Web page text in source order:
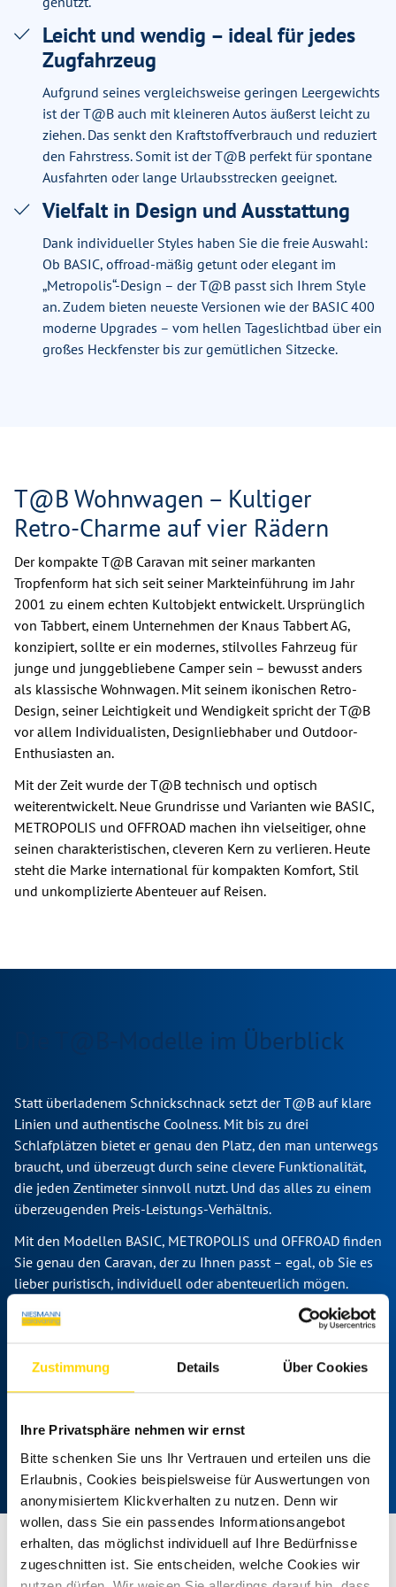
Zustimmung Details Über Cookies
Ihre Privatsphäre nehmen wir ernst
Bitte schenken Sie uns Ihr Vertrauen und erteilen uns die
Erlaubnis, Cookies beispielsweise für Auswertungen von
anonymisiertem Klickverhalten zu nutzen. Denn wir
wollen, dass Sie ein passendes Informationsangebot
erhalten, das möglichst individuell auf Ihre Bedürfnisse
zugeschnitten ist. Sie entscheiden, welche Cookies wir
Leicht und wendig – ideal für jedes
Zugfahrzeug
Aufgrund seines vergleichsweise geringen Leergewichts
ist der T@B auch mit kleineren Autos äußerst leicht zu
ziehen. Das senkt den Kraftstoffverbrauch und reduziert
den Fahrstress. Somit ist der T@B perfekt für spontane
Ausfahrten oder lange Urlaubsstrecken geeignet.
Vielfalt in Design und Ausstattung
Dank individueller Styles haben Sie die freie Auswahl:
Ob BASIC, offroad-mäßig getunt oder elegant im
„Metropolis“-Design – der T@B passt sich Ihrem Style
an. Zudem bieten neueste Versionen wie der BASIC 400
moderne Upgrades – vom hellen Tageslichtbad über ein
großes Heckfenster bis zur gemütlichen Sitzecke.
T@B Wohnwagen – Kultiger
Retro-Charme auf vier Rädern
Der kompakte T@B Caravan mit seiner markanten
Tropfenform hat sich seit seiner Markteinführung im Jahr
2001 zu einem echten Kultobjekt entwickelt. Ursprünglich
von Tabbert, einem Unternehmen der Knaus Tabbert AG,
konzipiert, sollte er ein modernes, stilvolles Fahrzeug für
junge und junggebliebene Camper sein – bewusst anders
als klassische Wohnwagen. Mit seinem ikonischen Retro-
Design, seiner Leichtigkeit und Wendigkeit spricht der T@B
vor allem Individualisten, Designliebhaber und Outdoor-
Enthusiasten an.
Mit der Zeit wurde der T@B technisch und optisch
weiterentwickelt. Neue Grundrisse und Varianten wie BASIC,
METROPOLIS und OFFROAD machen ihn vielseitiger, ohne
seinen charakteristischen, cleveren Kern zu verlieren. Heute
steht die Marke international für kompakten Komfort, Stil
und unkomplizierte Abenteuer auf Reisen.
Die T@B-Modelle im Überblick
Statt überladenem Schnickschnack setzt der T@B auf klare
Linien und authentische Coolness. Mit bis zu drei
Schlafplätzen bietet er genau den Platz, den man unterwegs
braucht, und überzeugt durch seine clevere Funktionalität,
die jeden Zentimeter sinnvoll nutzt. Und das alles zu einem
überzeugenden Preis-Leistungs-Verhältnis.
Mit den Modellen BASIC, METROPOLIS und OFFROAD finden
Sie genau den Caravan, der zu Ihnen passt – egal, ob Sie es
lieber puristisch, individuell oder abenteuerlich mögen.
Entdecken Sie im Camping-Center Klein in Plaidt, welcher
T@B Ihr perfekter Reisebegleiter ist.
OFFROAD